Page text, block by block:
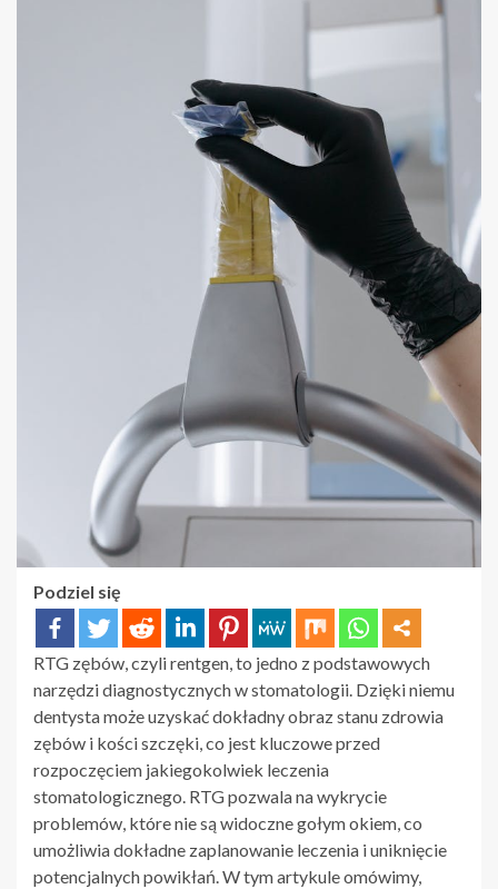
Podziel się
RTG zębów, czyli rentgen, to jedno z podstawowych
narzędzi diagnostycznych w stomatologii. Dzięki niemu
dentysta może uzyskać dokładny obraz stanu zdrowia
zębów i kości szczęki, co jest kluczowe przed
rozpoczęciem jakiegokolwiek leczenia
stomatologicznego. RTG pozwala na wykrycie
problemów, które nie są widoczne gołym okiem, co
umożliwia dokładne zaplanowanie leczenia i uniknięcie
potencjalnych powikłań. W tym artykule omówimy,